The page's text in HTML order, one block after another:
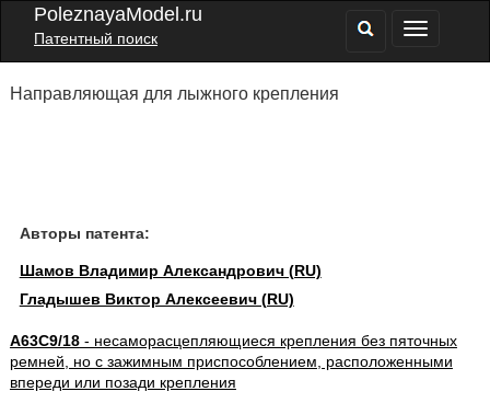
PoleznayaModel.ru
Патентный поиск
Направляющая для лыжного крепления
Авторы патента:
Шамов Владимир Александрович (RU)
Гладышев Виктор Алексеевич (RU)
A63C9/18- несаморасцепляющиеся крепления без пяточных
ремней, но с зажимным приспособлением, расположенными
впереди или позади крепления